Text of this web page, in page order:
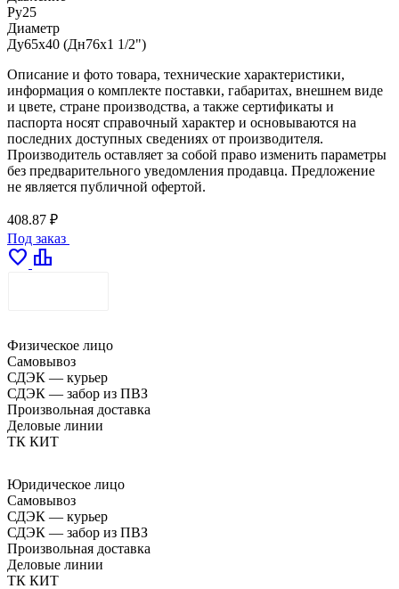
Ру25
Диаметр
Ду65х40 (Дн76х1 1/2")
Описание и фото товара, технические характеристики,
информация о комплекте поставки, габаритах, внешнем виде
и цвете, стране производства, а также сертификаты и
паспорта носят справочный характер и основываются на
последних доступных сведениях от производителя.
Производитель оставляет за собой право изменить параметры
без предварительного уведомления продавца. Предложение
не является публичной офертой.
408.87 ₽
Под заказ
favorite leaderboard
Физическое лицо
Самовывоз
СДЭК — курьер
СДЭК — забор из ПВЗ
Произвольная доставка
Деловые линии
ТК КИТ
Юридическое лицо
Самовывоз
СДЭК — курьер
СДЭК — забор из ПВЗ
Произвольная доставка
Деловые линии
ТК КИТ